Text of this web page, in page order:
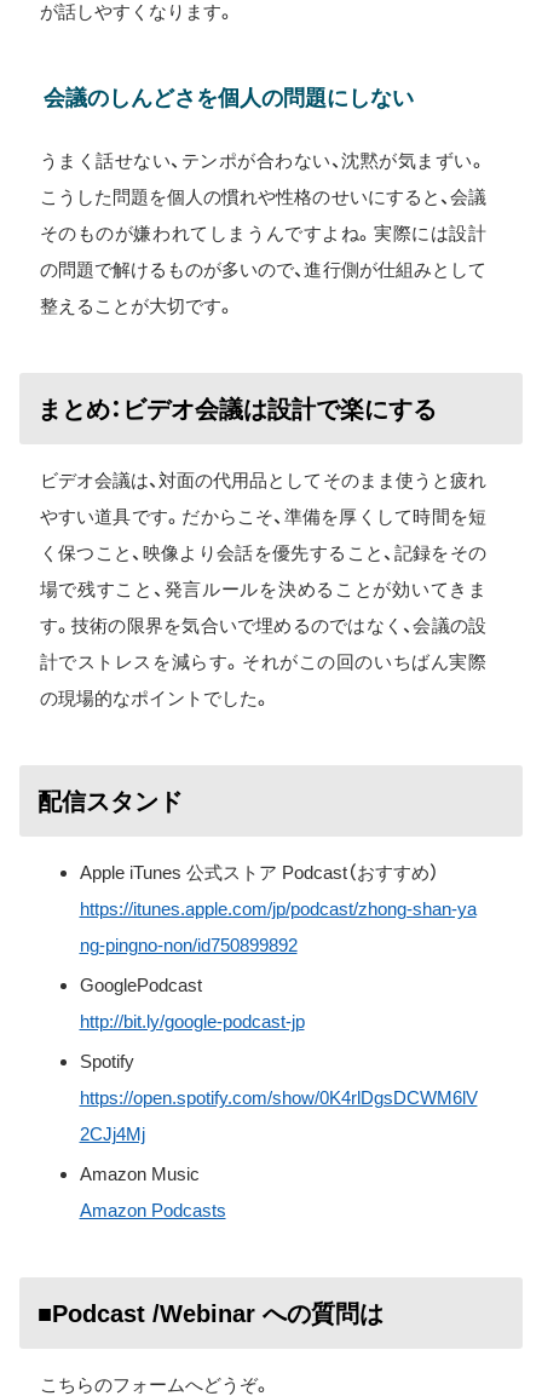
が話しやすくなります。
会議のしんどさを個人の問題にしない
うまく話せない、テンポが合わない、沈黙が気まずい。
こうした問題を個人の慣れや性格のせいにすると、会議
そのものが嫌われてしまうんですよね。実際には設計
の問題で解けるものが多いので、進行側が仕組みとして
整えることが大切です。
まとめ：ビデオ会議は設計で楽にする
ビデオ会議は、対面の代用品としてそのまま使うと疲れ
やすい道具です。だからこそ、準備を厚くして時間を短
く保つこと、映像より会話を優先すること、記録をその
場で残すこと、発言ルールを決めることが効いてきま
す。技術の限界を気合いで埋めるのではなく、会議の設
計でストレスを減らす。それがこの回のいちばん実際
の現場的なポイントでした。
配信スタンド
Apple iTunes 公式ストア Podcast（おすすめ）
https://itunes.apple.com/jp/podcast/zhong-shan-ya
ng-pingno-non/id750899892
GooglePodcast
http://bit.ly/google-podcast-jp
Spotify
https://open.spotify.com/show/0K4rlDgsDCWM6lV
2CJj4Mj
Amazon Music
Amazon Podcasts
■Podcast /Webinar への質問は
こちらのフォームへどうぞ。